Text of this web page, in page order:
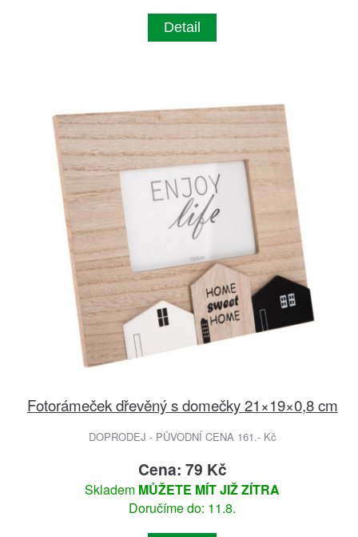
Detail
Fotorámeček dřevěný s domečky 21×19×0,8 cm
DOPRODEJ - PŮVODNÍ CENA 161.- Kč
Cena: 79 Kč
Skladem MŮŽETE MÍT JIŽ ZÍTRA
Doručíme do: 11.8.